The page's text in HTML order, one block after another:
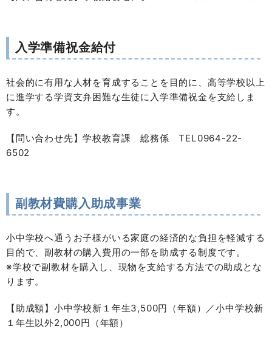
入学準備祝金給付
社会的に有用な人材を育成することを目的に、高等学校以上
に進学する学資支弁困難な生徒に入学準備祝金を支給しま
す。
【問い合わせ先】学校教育課 総務係 TEL0964-22-
6502
副教材費購入助成事業
小中学校へ通うお子様がいる家庭の経済的な負担を軽減する
目的で、副教材の購入費用の一部を助成する制度です。
※学校で副教材を購入し、現物を支給する方法での助成とな
ります。
【助成額】小中学校新１年生3,500円（年額）／小中学校新
１年生以外2,000円（年額）